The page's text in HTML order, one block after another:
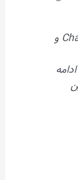
«برای دیده شدن محتوا در ChatGPT و